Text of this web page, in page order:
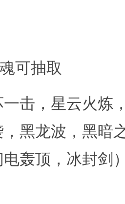
可抽取
击，星云火炼
黑龙波，黑暗
轰顶，冰封剑